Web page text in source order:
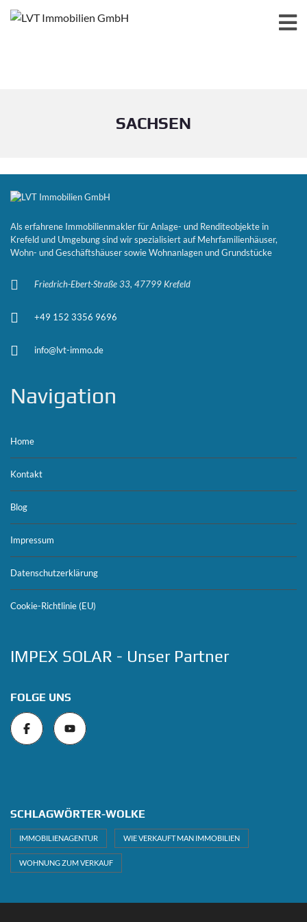
SACHSEN
Als erfahrene Immobilienmakler für Anlage- und Renditeobjekte in
Krefeld und Umgebung sind wir spezialisiert auf Mehrfamilienhäuser,
Wohn- und Geschäftshäuser sowie Wohnanlagen und Grundstücke
Friedrich-Ebert-Straße 33, 47799 Krefeld
+49 152 3356 9696
info@lvt-immo.de
Navigation
Home
Kontakt
Blog
Impressum
Datenschutzerklärung
Cookie-Richtlinie (EU)
IMPEX SOLAR - Unser Partner
FOLGE UNS
SCHLAGWÖRTER-WOLKE
IMMOBILIENAGENTUR WIE VERKAUFT MAN IMMOBILIEN
WOHNUNG ZUM VERKAUF